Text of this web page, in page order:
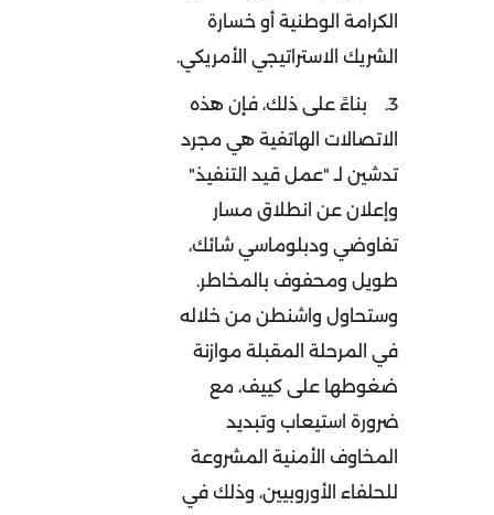
الكرامة الوطنية أو خسارة
الشريك الاستراتيجي الأمريكي.
3.
بناءً على ذلك، فإن هذه
الاتصالات الهاتفية هي مجرد
تدشين لـ "عمل قيد التنفيذ"
وإعلان عن انطلاق مسار
تفاوضي ودبلوماسي شائك،
طويل ومحفوف بالمخاطر.
وستحاول واشنطن من خلاله
في المرحلة المقبلة موازنة
ضغوطها على كييف، مع
ضرورة استيعاب وتبديد
المخاوف الأمنية المشروعة
للحلفاء الأوروبيين، وذلك في